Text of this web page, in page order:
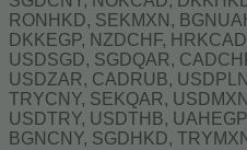
RONHKD, SEKMXN,
DKKEGP, NZDCHF,
USDSGD, SGDQAR,
USDZAR, CADRUB,
TRYCNY, SEKQAR,
USDTRY, USDTHB,
BGNCNY, SGDHKD,